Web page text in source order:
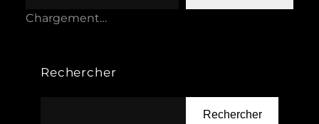
Chargement…
Rechercher
Rechercher